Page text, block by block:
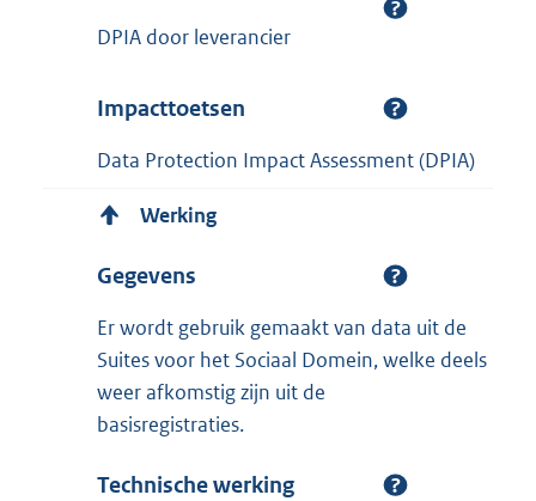
DPIA door leverancier
Impacttoetsen
Data Protection Impact Assessment (DPIA)
Werking
Gegevens
Er wordt gebruik gemaakt van data uit de
Suites voor het Sociaal Domein, welke deels
weer afkomstig zijn uit de
basisregistraties.
Technische werking